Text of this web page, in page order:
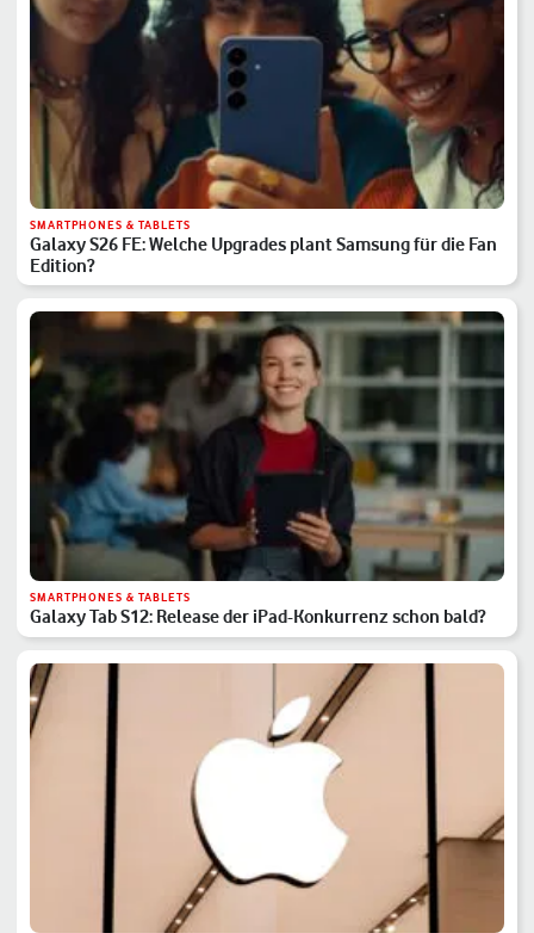
SMARTPHONES & TABLETS
Galaxy S26 FE: Welche Upgrades plant Samsung für die Fan
Edition?
SMARTPHONES & TABLETS
Galaxy Tab S12: Release der iPad-Konkurrenz schon bald?